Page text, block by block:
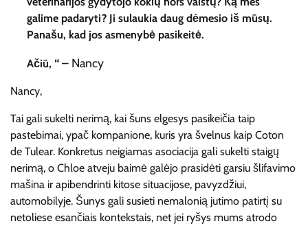
galime padaryti? Ji sulaukia daug dėmesio iš mūsų.
Panašu, kad jos asmenybė pasikeitė.
Ačiū, “– Nancy
Nancy,
Tai gali sukelti nerimą, kai šuns elgesys pasikeičia taip
pastebimai, ypač kompanione, kuris yra švelnus kaip Coton
de Tulear. Konkretus neigiamas asociacija gali sukelti staigų
nerimą, o Chloe atveju baimė galėjo prasidėti garsiu šlifavimo
mašina ir apibendrinti kitose situacijose, pavyzdžiui,
automobilyje. Šunys gali susieti nemalonią jutimo patirtį su
netoliese esančiais kontekstais, net jei ryšys mums atrodo